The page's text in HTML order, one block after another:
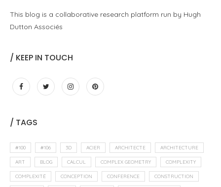
This blog is a collaborative research platform run by Hugh
Dutton Associés
/ KEEP IN TOUCH
/ TAGS
#100 #106 3D ACIER ARCHITECTE ARCHITECTURE
ART BLOG CALCUL COMPLEX GEOMETRY COMPLEXITY
COMPLEXITÉ CONCEPTION CONFERENCE CONSTRUCTION